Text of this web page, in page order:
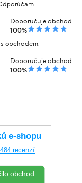
Doporučuje obchod
100%
obchodem.
Doporučuje obchod
100%